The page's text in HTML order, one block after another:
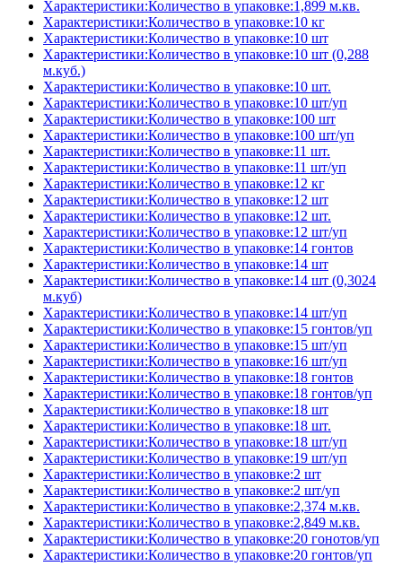
Характеристики:Количество в упаковке:1,899 м.кв.
Характеристики:Количество в упаковке:10 кг
Характеристики:Количество в упаковке:10 шт
Характеристики:Количество в упаковке:10 шт (0,288
м.куб.)
Характеристики:Количество в упаковке:10 шт.
Характеристики:Количество в упаковке:10 шт/уп
Характеристики:Количество в упаковке:100 шт
Характеристики:Количество в упаковке:100 шт/уп
Характеристики:Количество в упаковке:11 шт.
Характеристики:Количество в упаковке:11 шт/уп
Характеристики:Количество в упаковке:12 кг
Характеристики:Количество в упаковке:12 шт
Характеристики:Количество в упаковке:12 шт.
Характеристики:Количество в упаковке:12 шт/уп
Характеристики:Количество в упаковке:14 гонтов
Характеристики:Количество в упаковке:14 шт
Характеристики:Количество в упаковке:14 шт (0,3024
м.куб)
Характеристики:Количество в упаковке:14 шт/уп
Характеристики:Количество в упаковке:15 гонтов/уп
Характеристики:Количество в упаковке:15 шт/уп
Характеристики:Количество в упаковке:16 шт/уп
Характеристики:Количество в упаковке:18 гонтов
Характеристики:Количество в упаковке:18 гонтов/уп
Характеристики:Количество в упаковке:18 шт
Характеристики:Количество в упаковке:18 шт.
Характеристики:Количество в упаковке:18 шт/уп
Характеристики:Количество в упаковке:19 шт/уп
Характеристики:Количество в упаковке:2 шт
Характеристики:Количество в упаковке:2 шт/уп
Характеристики:Количество в упаковке:2,374 м.кв.
Характеристики:Количество в упаковке:2,849 м.кв.
Характеристики:Количество в упаковке:20 гонотов/уп
Характеристики:Количество в упаковке:20 гонтов/уп